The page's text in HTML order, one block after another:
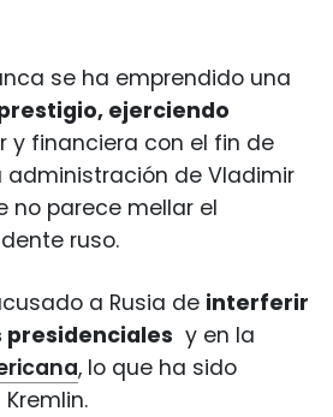
se ha emprendido una
ejerciendo
y financiera con el fin de
administración de Vladimir
no parece mellar el
ruso.
a Rusia de interferir
presidenciales y en la
, lo que ha sido